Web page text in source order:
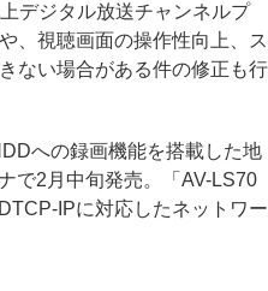
デジタル放送チャンネルプ
、視聴画面の操作性向上、ス
ない場合がある件の修正も行
への録画機能を搭載した地
で2月中旬発売。「AV-LS70
IPに対応したネットワー